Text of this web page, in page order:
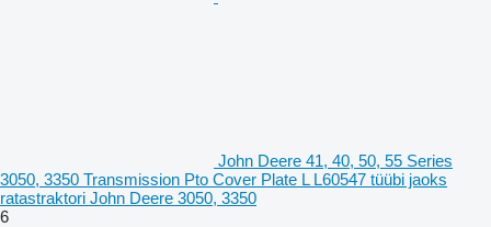
John Deere 41, 40, 50, 55 Series
3050, 3350 Transmission Pto Cover Plate L L60547 tüübi jaoks
ratastraktori John Deere 3050, 3350
6